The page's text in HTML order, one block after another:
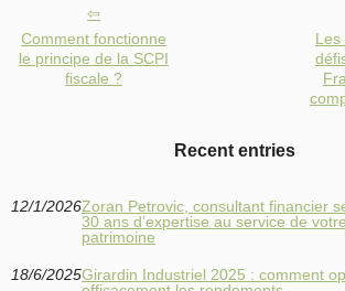
Comment fonctionne
le principe de la SCPI
fiscale ?
Les
Recent entries
12/1/2026Zoran Petrovic, consultant financier
30 ans d’expertise au service de votre
patrimoine
18/6/2025Girardin Industriel 2025 : comment